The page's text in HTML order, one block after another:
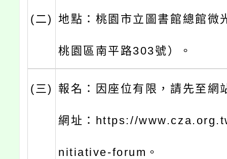
(二) 地點：桃園市立圖書館總館微
桃園區南平路303號）。
(三) 報名：因座位有限，請先至網
網址：https://
nitiative-forum。